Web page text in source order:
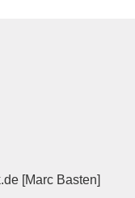
[Marc Basten]